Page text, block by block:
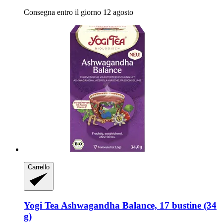
Consegna entro il giorno 12 agosto
Carrello
Yogi Tea Ashwagandha Balance, 17 bustine (34
g)